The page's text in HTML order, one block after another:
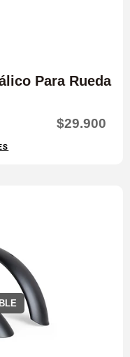
Para Rueda
$29.900